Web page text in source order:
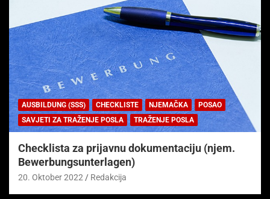
AUSBILDUNG (SSS) CHECKLISTE NJEMAČKA
POSAO
SAVJETI ZA TRAŽENJE POSLA
TRAŽENJE POSLA
Checklista za prijavnu dokumentaciju (njem.
Bewerbungsunterlagen)
20. Oktober 2022 Redakcija